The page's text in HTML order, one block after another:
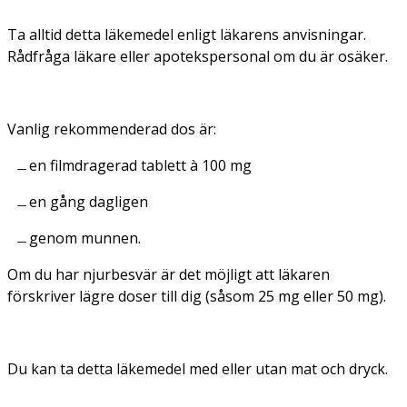
Ta alltid detta läkemedel enligt läkarens anvisningar.
Rådfråga läkare eller apotekspersonal om du är osäker.
Vanlig rekommenderad dos är:
en filmdragerad tablett à 100 mg
en gång dagligen
genom munnen.
Om du har njurbesvär är det möjligt att läkaren
förskriver lägre doser till dig (såsom 25 mg eller 50 mg).
Du kan ta detta läkemedel med eller utan mat och dryck.